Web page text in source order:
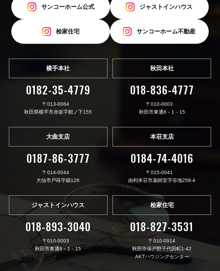
サンコーホーム公式 ジャストインハウス
桧家住宅 サンコーホーム不動産
横手本社
0182-35-4779
〒013-0064
秋田県横手市赤坂字館ノ下155
秋田本社
018-836-4777
〒010-0003
秋田市東通8－1－15
大曲支店
0187-86-3777
〒014-0044
大仙市戸蒔字錨126
本荘支店
0184-74-4016
〒015-0041
由利本荘市薬師堂字谷地258-4
ジャストインハウス
018-893-3040
〒010-0003
秋田市東通8－1－15
桧家住宅
018-827-3531
〒010-0914
秋田市保戸野千代田町1-42
AKTハウジングセンター